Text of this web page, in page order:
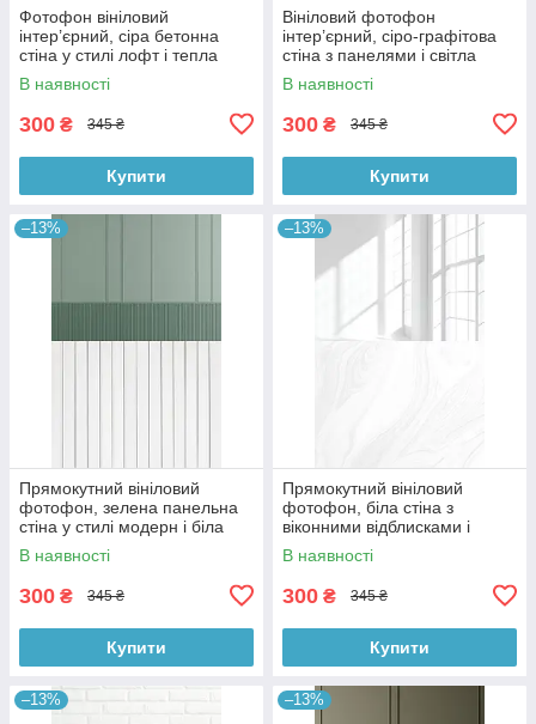
Фотофон вініловий
інтер’єрний, сіра бетонна
стіна у стилі лофт і тепла
дерев’яна підлога 60×90 см,
№57097
В наявності
300 ₴ 345 ₴
Купити
Вініловий фотофон
інтер’єрний, сіро-графітова
стіна з панелями і світла
мармурова підлога 60×90 см,
№57101
В наявності
300 ₴ 345 ₴
Купити
–13%
Прямокутний вініловий
фотофон, зелена панельна
стіна у стилі модерн і біла
дерев’яна підлога 60×90 см,
№57109
В наявності
300 ₴ 345 ₴
Купити
–13%
Прямокутний вініловий
фотофон, біла стіна з
віконними відблисками і
мармурова підлога 60×90 см,
№57124
В наявності
300 ₴ 345 ₴
Купити
–13% –13%